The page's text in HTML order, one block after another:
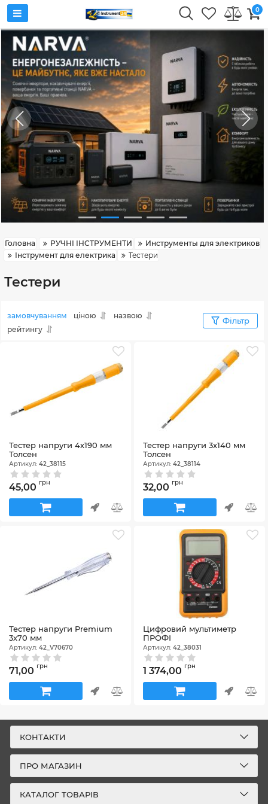
0
Головна РУЧНІ ІНСТРУМЕНТИ
Инструменты для электриков
Інструмент для електрика
Тестери
Тестери
замовчуванням ціною
назвою
рейтингу
Фільтр
Тестер напруги 4х190 мм
Толсен
Артикул: 42_38115
45,00 грн
Тестер напруги 3х140 мм
Толсен
Артикул: 42_38114
32,00 грн
Тестер напруги Premium
3х70 мм
Артикул: 42_V70670
71,00 грн
Цифровий мультиметр
ПРОФІ
Артикул: 42_38031
1 374,00 грн
КОНТАКТИ
ПРО МАГАЗИН
КАТАЛОГ ТОВАРІВ